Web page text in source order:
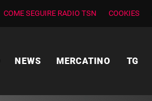
COME SEGUIRE RADIO TSN COOKIES
NEWS MERCATINO TG